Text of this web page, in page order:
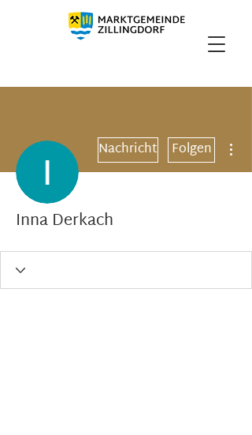
Nachricht Folgen
Inna Derkach